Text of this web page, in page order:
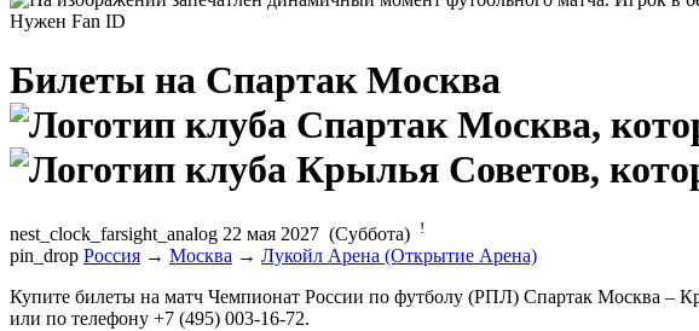
Нужен Fan ID
Билеты на Спартак Москва
nest_clock_farsight_analog 22 мая 2027 (Суббота) !
pin_drop Россия → Москва → Лукойл Арена (Открытие Арена)
Купите билеты на матч Чемпионат России по футболу (РПЛ) Спартак Москва –
или по телефону +7 (495) 003-16-72.